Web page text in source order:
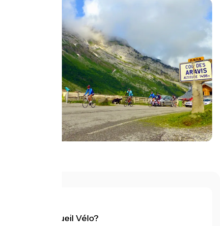
Wat is Accueil Vélo?